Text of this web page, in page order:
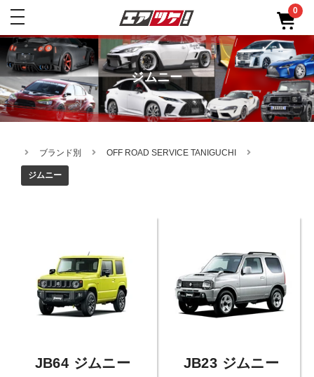
toggle
0
ジムニー
ブランド別 OFF ROAD SERVICE TANIGUCHI
ジムニー
JB64 ジムニー JB23 ジムニー